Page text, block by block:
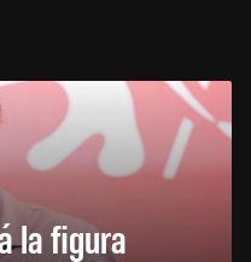
la figura